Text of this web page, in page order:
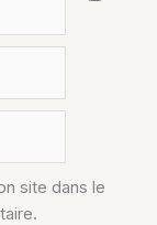
site dans le